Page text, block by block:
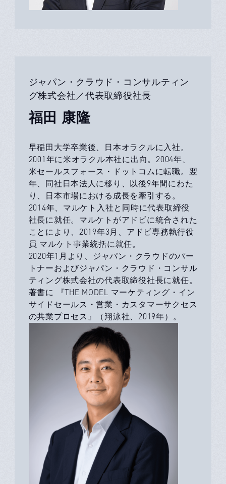
ジャパン・クラウド・コンサルティン
グ株式会社／代表取締役社長
福田 康隆
早稲田大学卒業後、日本オラクルに入社。
2001年に米オラクル本社に出向。2004年、
米セールスフォース・ドットコムに転職。翌
年、同社日本法人に移り、以後9年間にわた
り、日本市場における成長を牽引する。
2014年、マルケト入社と同時に代表取締役
社長に就任。マルケトがアドビに統合された
ことにより、2019年3月、アドビ専務執行役
員 マルケト事業統括に就任。
2020年1月より、ジャパン・クラウドのパー
トナーおよびジャパン・クラウド・コンサル
ティング株式会社の代表取締役社長に就任。
著書に 『THE MODEL マーケティング・イン
サイドセールス・営業・カスタマーサクセス
の共業プロセス』（翔泳社、2019年）。